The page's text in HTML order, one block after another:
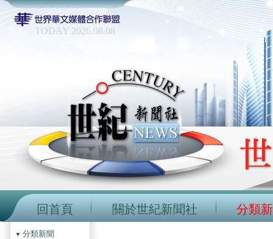
TODAY 2026.08.08
回首頁 關於世紀新聞社 分類
分類新聞